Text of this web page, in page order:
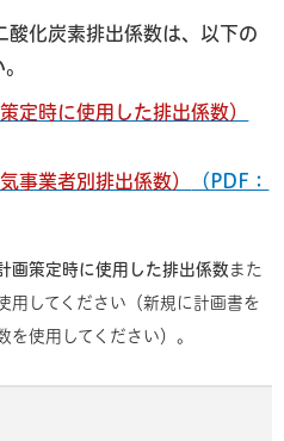
酸化炭素排出係数は、以下の
定時に使用した排出係数）
事業者別排出係数）
（PDF：
画策定時に使用した排出係数 また
用してください（新規に計画書を
使用してください）。